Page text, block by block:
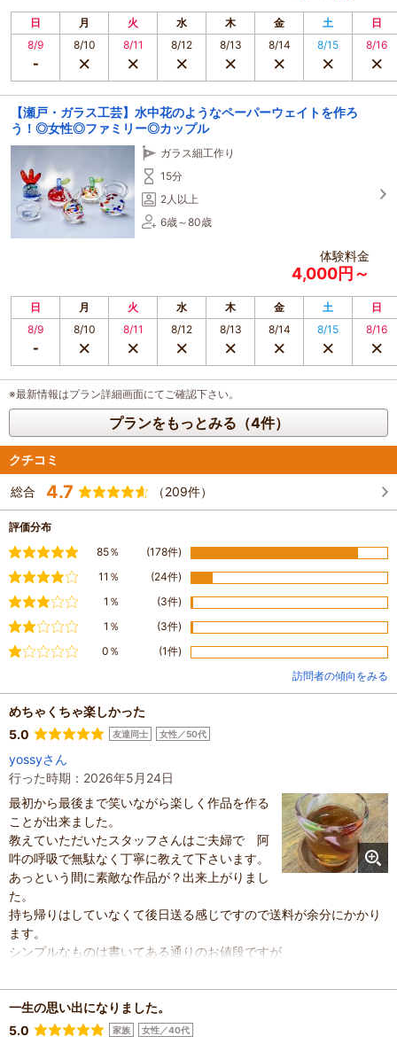
日 月 火 水 木 金 土
日
8/9
8/10 8/11 8/12 8/13 8/14 8/15 8/16
【瀬戸・ガラス工芸】水中花のようなペーパーウェイトを作ろ
う！◎女性◎ファミリー◎カップル
ガラス細工作り
15分
2人以上
6歳～80歳
体験料金
4,000円～
日 月 火 水 木 金 土
日
8/9
8/10 8/11 8/12 8/13 8/14 8/15 8/16
※最新情報はプラン詳細画面にてご確認下さい。
プランをもっとみる（4件）
クチコミ
総合 4.7 （209件）
評価分布
満足85％ (178件)
やや満足
11％ (24件)
1％ (3件)
やや不満
1％ (3件)
不満0％
(1件)
訪問者の傾向をみる
めちゃくちゃ楽しかった
5.0
友達同士 女性／50代
yossyさん
行った時期：2026年5月24日
最初から最後まで笑いながら楽しく作品を作る
ことが出来ました。
教えていただいたスタッフさんはご夫婦で 阿
吽の呼吸で無駄なく丁寧に教えて下さいます。
あっという間に素敵な作品が？出来上がりまし
た。
持ち帰りはしていなくて後日送る感じですので送料が余分にかかり
ます。
シンプルなものは書いてある通りのお値段ですが
使うガラスは1200度の炉の中に入っていますがどれがガラスか全く
わからないので手探り感がドキドキしました。
また作りに行きたいと思います
一生の思い出になりました。
5.0
家族 女性／40代